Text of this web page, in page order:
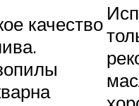
качество